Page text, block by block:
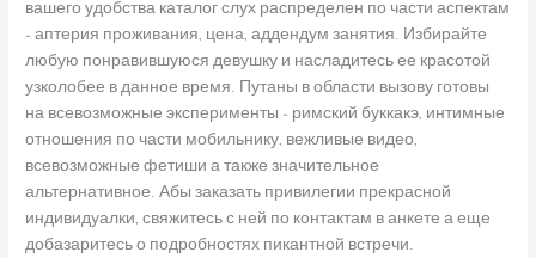
вашего удобства каталог слух распределен по части аспектам
– аптерия проживания, цена, аддендум занятия. Избирайте
любую понравившуюся девушку и насладитесь ее красотой
узколобее в данное время. Путаны в области вызову готовы
на всевозможные эксперименты – римский буккакэ, интимные
отношения по части мобильнику, вежливые видео,
всевозможные фетиши а также значительное
альтернативное. Абы заказать привилегии прекрасной
индивидуалки, свяжитесь с ней по контактам в анкете а еще
добазаритесь о подробностях пикантной встречи.